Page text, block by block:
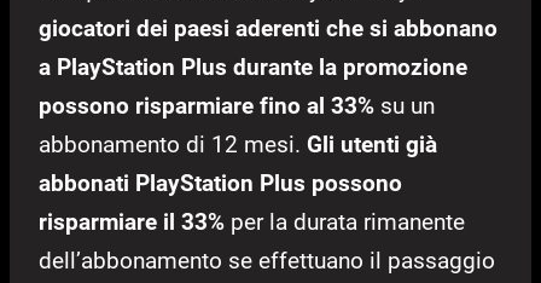
giocatori dei paesi aderenti che si abbonano
a PlayStation Plus durante la promozione
possono risparmiare fino al 33% su un
abbonamento di 12 mesi. Gli utenti già
abbonati PlayStation Plus possono
risparmiare il 33% per la durata rimanente
dell’abbonamento se effettuano il passaggio